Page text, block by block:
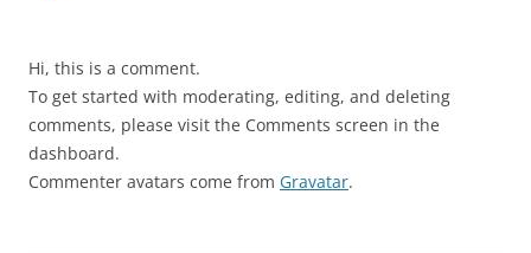
Hi, this is a comment.
To get started with moderating, editing, and deleting
comments, please visit the Comments screen in the
dashboard.
Commenter avatars come from Gravatar.